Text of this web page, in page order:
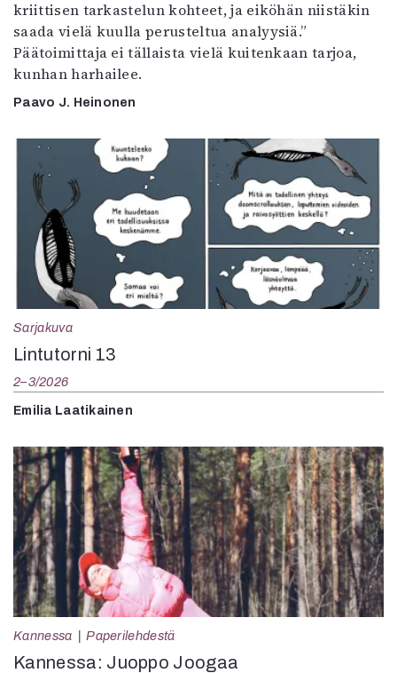
kriittisen tarkastelun kohteet, ja eiköhän niistäkin
saada vielä kuulla perusteltua analyysiä.”
Päätoimittaja ei tällaista vielä kuitenkaan tarjoa,
kunhan harhailee.
Paavo J. Heinonen
Sarjakuva
Lintutorni 13
2–3/2026
Emilia Laatikainen
Kannessa Paperilehdestä
Kannessa: Juoppo Joogaa